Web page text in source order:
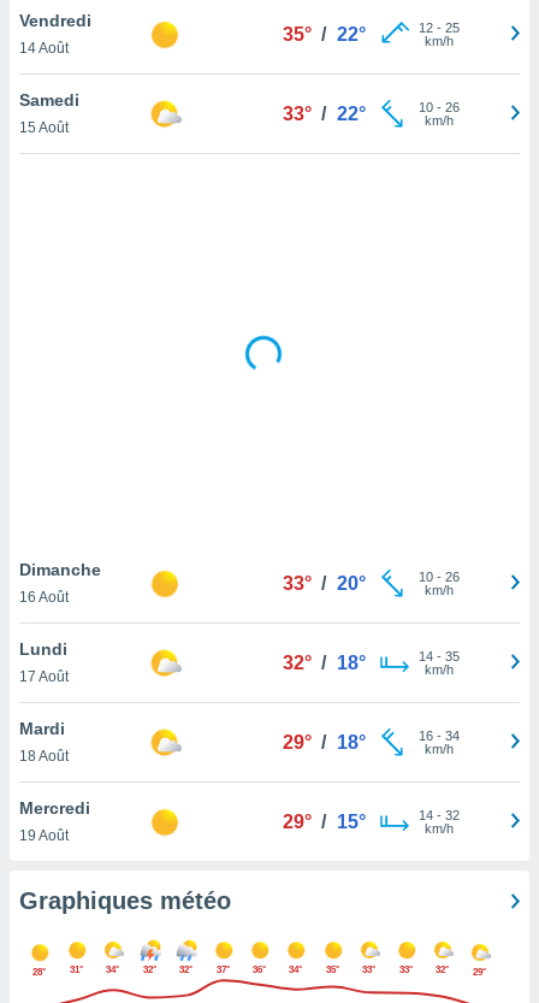
de
pas
de
à
cas,
que
sur le
ne
Vendredi
14 Août
35° / 22° 12- 25
km/h
Samedi
15 Août
33° / 22° 10- 26
km/h
Dimanche
16 Août
33° / 20° 10- 26
km/h
Lundi
17 Août
32° / 18° 14- 35
km/h
Mardi
18 Août
29° / 18° 16- 34
km/h
Mercredi
19 Août
29° / 15° 14- 32
km/h
Graphiques météo
28° 31° 34° 32° 32° 37° 36° 34° 35° 33° 33° 32° 29°